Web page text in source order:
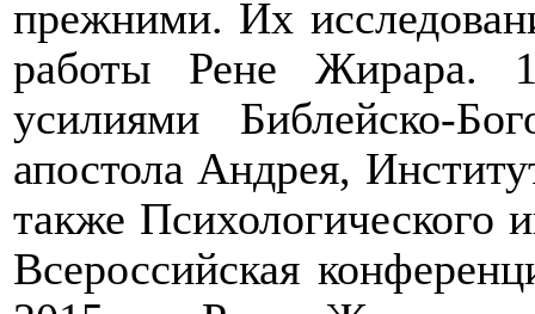
прежними. Их
работы Рене Жирара.
усилиями Библейско-
апостола Андрея,
также
Всероссийская